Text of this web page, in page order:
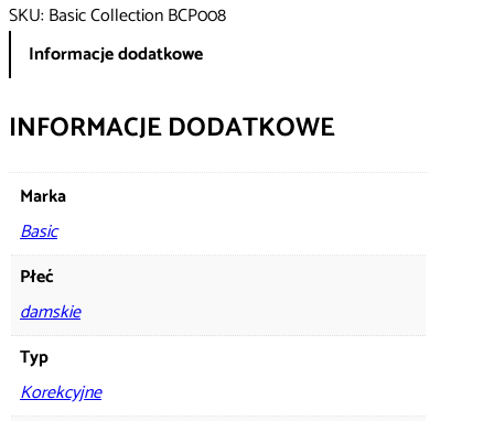
SKU: Basic Collection BCP008
Informacje dodatkowe
INFORMACJE DODATKOWE
Marka
Basic
Płeć
damskie
Typ
Korekcyjne